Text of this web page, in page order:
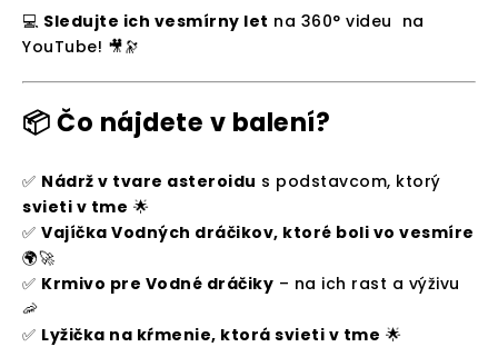
💻 Sledujte ich vesmírny let na 360° videu na
YouTube! 🎥🔭
📦 Čo nájdete v balení?
✅ Nádrž v tvare asteroidu s podstavcom, ktorý
svieti v tme 🌟
✅ Vajíčka Vodných dráčikov, ktoré boli vo vesmíre
🌍🚀
✅ Krmivo pre Vodné dráčiky – na ich rast a výživu
🦐
✅ Lyžička na kŕmenie, ktorá svieti v tme 🌟